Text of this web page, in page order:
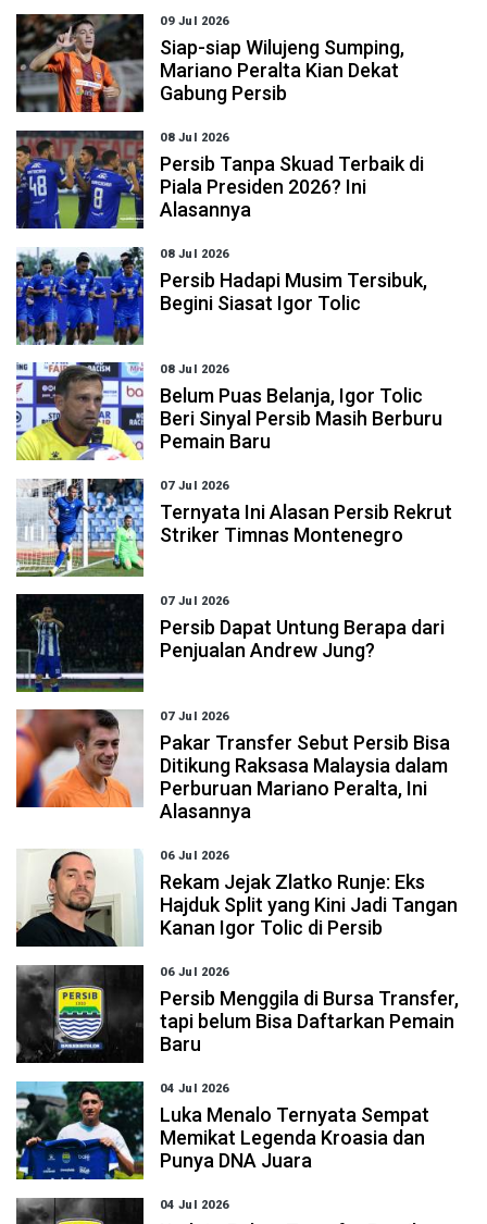
09 Jul 2026
Siap-siap Wilujeng Sumping,
Mariano Peralta Kian Dekat
Gabung Persib
08 Jul 2026
Persib Tanpa Skuad Terbaik di
Piala Presiden 2026? Ini
Alasannya
08 Jul 2026
Persib Hadapi Musim Tersibuk,
Begini Siasat Igor Tolic
08 Jul 2026
Belum Puas Belanja, Igor Tolic
Beri Sinyal Persib Masih Berburu
Pemain Baru
07 Jul 2026
Ternyata Ini Alasan Persib Rekrut
Striker Timnas Montenegro
07 Jul 2026
Persib Dapat Untung Berapa dari
Penjualan Andrew Jung?
07 Jul 2026
Pakar Transfer Sebut Persib Bisa
Ditikung Raksasa Malaysia dalam
Perburuan Mariano Peralta, Ini
Alasannya
06 Jul 2026
Rekam Jejak Zlatko Runje: Eks
Hajduk Split yang Kini Jadi Tangan
Kanan Igor Tolic di Persib
06 Jul 2026
Persib Menggila di Bursa Transfer,
tapi belum Bisa Daftarkan Pemain
Baru
04 Jul 2026
Luka Menalo Ternyata Sempat
Memikat Legenda Kroasia dan
Punya DNA Juara
04 Jul 2026